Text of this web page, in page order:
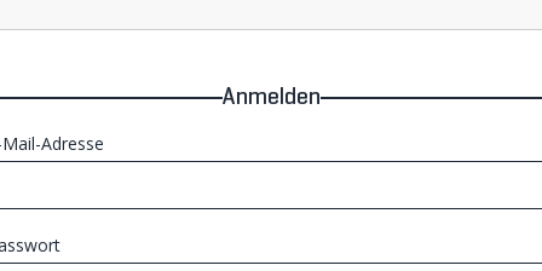
Anmelden
Mail-Adresse